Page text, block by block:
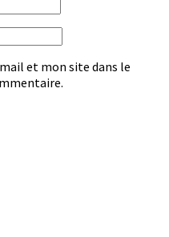
et mon site dans le